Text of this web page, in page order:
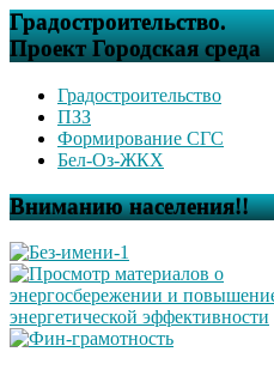
Градостроительство.
Проект Городская среда
Градостроительство
ПЗЗ
Формирование СГС
Бел-Оз-ЖКХ
Вниманию населения!!